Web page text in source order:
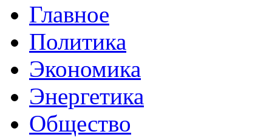
Главное
Политика
Экономика
Энергетика
Общество